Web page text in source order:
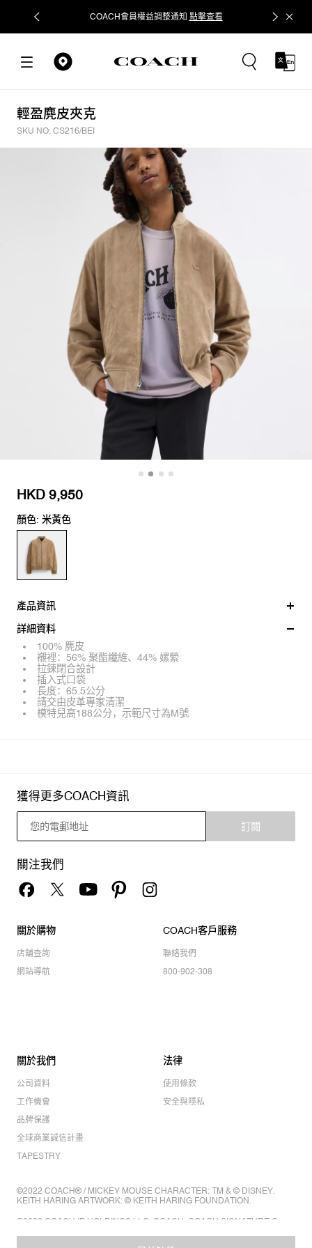
COACH會員權益調整通知 點擊查看 立即追蹤
輕盈麂皮夾克
SKU NO: CS216/BEI
HKD 9,950
顏色: 米黃色
產品資訊
詳細資料
100% 麂皮
襯裡：56% 聚酯纖維、44% 嫘縈
拉鍊閉合設計
插入式口袋
長度：65.5公分
請交由皮革專家清潔
模特兒高188公分，示範尺寸為M號
獲得更多COACH資訊
訂閱
關注我們
關於購物
店舖查詢
網站導航
COACH客戶服務
聯絡我們
800-902-308
關於我們
公司資料
工作機會
品牌保護
全球商業誠信計畫
TAPESTRY
法律
使用條款
安全與隱私
©2022 COACH® / MICKEY MOUSE CHARACTER: TM & © DISNEY.
KEITH HARING ARTWORK: © KEITH HARING FOUNDATION.
©2022 COACH IP HOLDINGS LLC. COACH, COACH SIGNATURE C